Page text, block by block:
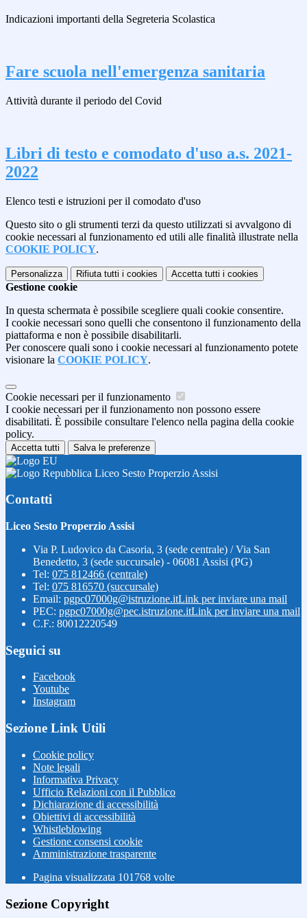
Indicazioni importanti della Segreteria Scolastica
Fare scuola nell'emergenza sanitaria
Attività durante il periodo del Covid
Libri di testo e comodato d'uso a.s. 2021-
2022
Elenco testi e istruzioni per il comodato d'uso
Questo sito o gli strumenti terzi da questo utilizzati si avvalgono di
cookie necessari al funzionamento ed utili alle finalità illustrate nella
COOKIE POLICY.
Personalizza Rifiuta tutti i cookies Accetta tutti i cookies
Gestione cookie
In questa schermata è possibile scegliere quali cookie consentire.
I cookie necessari sono quelli che consentono il funzionamento della
piattaforma e non è possibile disabilitarli.
Per conoscere quali sono i cookie necessari al funzionamento potete
visionare la COOKIE POLICY.
Cookie necessari per il funzionamento
I cookie necessari per il funzionamento non possono essere
disabilitati. È possibile consultare l'elenco nella pagina della cookie
policy.
Accetta tutti Salva le preferenze
Liceo Sesto Properzio Assisi
Contatti
Liceo Sesto Properzio Assisi
Via P. Ludovico da Casoria, 3 (sede centrale) / Via San
Benedetto, 3 (sede succursale) - 06081 Assisi (PG)
Tel: 075 812466 (centrale)
Tel: 075 816570 (succursale)
Email: pgpc07000g@istruzione.itLink per inviare una mail
PEC: pgpc07000g@pec.istruzione.itLink per inviare una mail
C.F.: 80012220549
Seguici su
Facebook
Youtube
Instagram
Sezione Link Utili
Cookie policy
Note legali
Informativa Privacy
Ufficio Relazioni con il Pubblico
Dichiarazione di accessibilità
Obiettivi di accessibilità
Whistleblowing
Gestione consensi cookie
Amministrazione trasparente
Pagina visualizzata 101768 volte
Sezione Copyright